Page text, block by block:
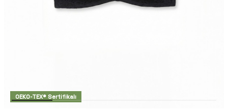
OEKO-TEX® Sertifikalı